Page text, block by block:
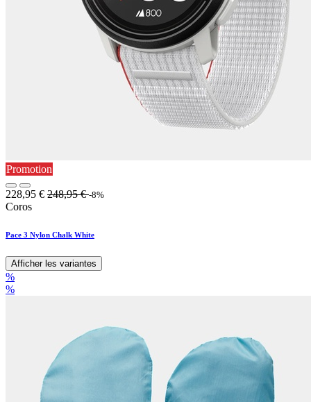
Promotion
228,95 € 248,95€ -8%
Coros
Pace 3 Nylon Chalk White
Afficher les variantes
%
%